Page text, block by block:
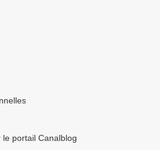
portail Canalblog